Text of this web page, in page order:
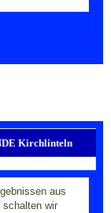
Kirchlinteln
aus
schalten wir